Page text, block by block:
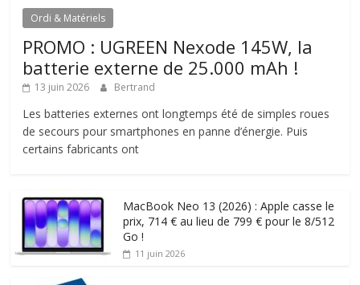
Ordi & Matériels
PROMO : UGREEN Nexode 145W, la
batterie externe de 25.000 mAh !
13 juin 2026 Bertrand
Les batteries externes ont longtemps été de simples roues
de secours pour smartphones en panne d’énergie. Puis
certains fabricants ont
MacBook Neo 13 (2026) : Apple casse le
prix, 714 € au lieu de 799 € pour le 8/512
Go !
11 juin 2026